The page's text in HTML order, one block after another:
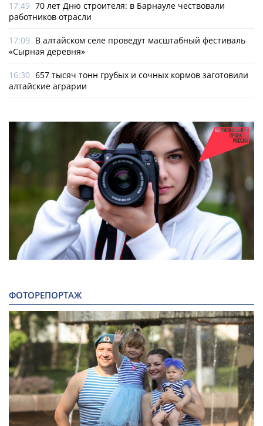
17:49 70 лет Дню строителя: в Барнауле чествовали
работников отрасли
17:09 В алтайском селе проведут масштабный фестиваль
«Сырная деревня»
16:30 657 тысяч тонн грубых и сочных кормов заготовили
алтайские аграрии
ФОТОРЕПОРТАЖ